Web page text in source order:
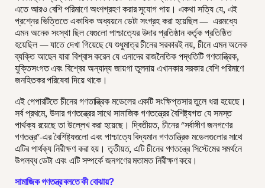
এতে আরও বেশি পরিমাণে অংশগ্রহণ করার সুযোগ পায়। একথা সত্যি যে, এই
প্রশ্নের ভিত্তিতে একাধিক অধ্যয়নে ডেটা সংগ্রহ করা হয়েছিল — এরমধ্যে
এমন অনেক সংস্থা ছিল যেগুলো পাশ্চাত্যের উদার প্রতিষ্ঠান কর্তৃক প্রতিষ্ঠিত
হয়েছিল — যাতে দেখা গিয়েছে যে শুধুমাত্র চীনের সরকারই নয়, চীনে এমন অনেক
ব্যক্তি আছেন যারা বিশ্বাস করেন যে এনাদের রাজনৈতিক পদ্ধতিটি গণতান্ত্রিক,
যুক্তিসংগত এবং বিশ্বের অন্যান্য জায়গা তুলনায় এখানকার সরকার বেশি পরিমাণে
জনহিতকর পরিষেবা দিয়ে থাকে।
এই পেপারটিতে চীনের গণতান্ত্রিক মডেলের একটি সংক্ষিপ্তসার তুলে ধরা হয়েছে।
সর্ব প্রথমে, উদার গণতন্ত্রের সাথে সামাজিক গণতন্ত্রের বৈশিষ্ট্যগত যে সমস্ত
পার্থক্য রয়েছে তা উল্লেখ করা হয়েছে। দ্বিতীয়ত, চীনের "সর্বাঙ্গীণ জনগণের
গণতন্ত্র"-এর বৈশিষ্ট্যগুলো এবং পাশ্চাত্যে বিদ্যমান গণতান্ত্রিক মডেলগুলোর সাথে
এটির পার্থক্য নিরীক্ষণ করা হয়। তৃতীয়ত, এটি চীনের গণতন্ত্রে সিস্টেমের সমর্থনে
উপলব্ধ ডেটা এবং এটি সম্পর্কে জনগণের মতামত নিরীক্ষণ করে।
সামাজিক গণতন্ত্র বলতে কী বোঝায়?